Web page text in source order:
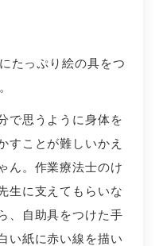
たっぷり絵の具をつ
で思うように身体を
すことが難しいかえ
ん 。 作業療法士のけ
生に支えてもらいな
、自助具をつけた手
い紙に赤い線を描い